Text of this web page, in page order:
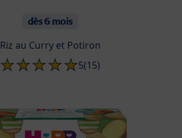
dès 6 mois
Riz au Curry et Potiron
5(15)